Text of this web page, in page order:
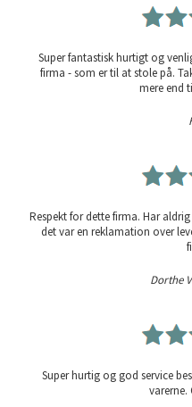
Super fantastisk hurtigt og
firma - som er til at stole på.
mere end
Respekt for dette firma. Har
det var en reklamation over
Dorthe
Super hurtig og god service
varerne.